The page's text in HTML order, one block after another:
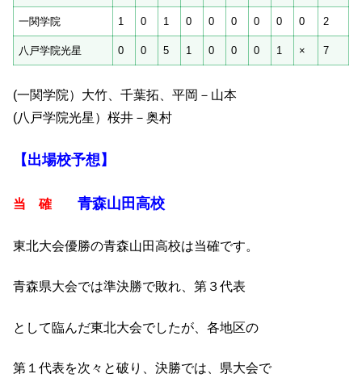
一関学院 1 0 1 0 0 0 0 0 0 2
八戸学院光星 0 0 5 1 0 0 0 1 × 7
(一関学院）大竹、千葉拓、平岡－山本
(八戸学院光星）桜井－奥村
【出場校予想】
当 確 青森山田高校
東北大会優勝の青森山田高校は当確です。
青森県大会では準決勝で敗れ、第３代表
として臨んだ東北大会でしたが、各地区の
第１代表を次々と破り、決勝では、県大会で